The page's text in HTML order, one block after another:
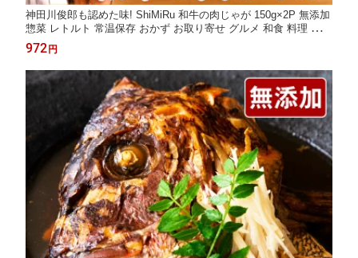
神田川俊郎も認めた味! ShiMiRu 和牛の肉じゃが 150g×2P 無添加
惣菜 レトルト 常温保存 おかず お取り寄せ グルメ 和食 料理 手土
産 おつまみ 化学調味料無添加 食品 料理 食べ物 一人暮らし 個食
大阪味源
972 円